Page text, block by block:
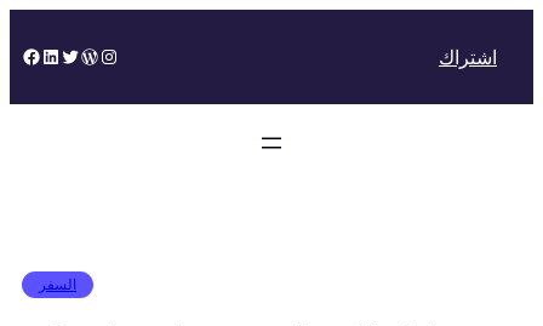
to
Facebook
LinkedIn
Twitter
WordPress
Instagram اشتراك
السفر